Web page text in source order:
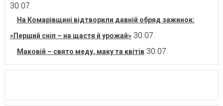
30.07.
На Комарівщині відтворили давній обряд зажинок:
«Перший сніп – на щастя й урожай» 30.07.
Маковій – свято меду, маку та квітів 30.07.